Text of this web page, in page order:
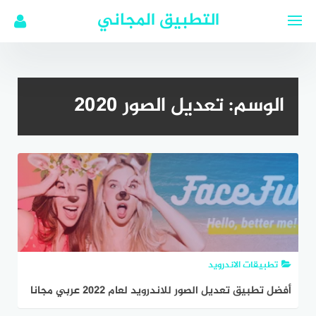
التطبيق المجاني
الوسم:تعديل الصور 2020
تطبيقات الاندرويد
أفضل تطبيق تعديل الصور للاندرويد لعام 2022 عربي مجانا